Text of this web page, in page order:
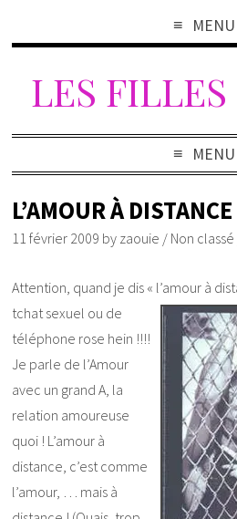
MENU
LES
MENU
L’AMOUR À
11 février 2009 by zaouie / Non classé
Attention, quand je dis « l’amour à
tchat sexuel ou de
téléphone rose hein !!!!
Je parle de l’Amour
avec un grand A, la
relation amoureuse
quoi ! L’amour à
distance, c’est comme
l’amour, … mais à